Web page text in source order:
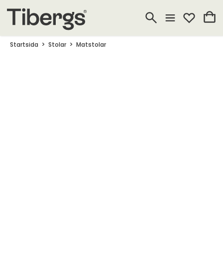
Startsida Stolar Matstolar